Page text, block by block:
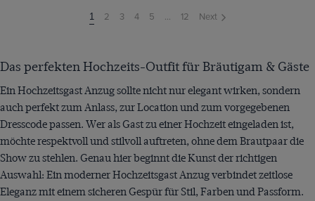
You're
on
1 2 3 4 5 ... 12 Next
Das perfekten Hochzeits-Outfit für Bräutigam & Gäste
Ein Hochzeitsgast Anzug sollte nicht nur elegant wirken, sondern
auch perfekt zum Anlass, zur Location und zum vorgegebenen
Dresscode passen. Wer als Gast zu einer Hochzeit eingeladen ist,
möchte respektvoll und stilvoll auftreten, ohne dem Brautpaar die
Show zu stehlen. Genau hier beginnt die Kunst der richtigen
Auswahl: Ein moderner Hochzeitsgast Anzug verbindet zeitlose
Eleganz mit einem sicheren Gespür für Stil, Farben und Passform.